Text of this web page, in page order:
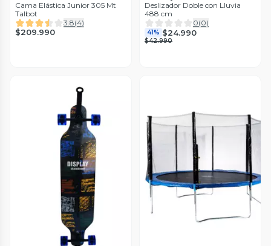
Cama Elástica Junior 305 Mt
Talbot
3.8(4)
$209.990
Deslizador Doble con Lluvia
488 cm
0(0)
41% $24.990
$42.990